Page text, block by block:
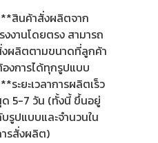
สินค้าสั่งผลิตจาก
งงานโดยตรง สามารถ
ผลิตตามขนาดที่ลูกค้า
งการได้ทุกรูปแบบ
ระยะเวลาการผลิตเร็ว
5-7 วัน (ทั้งนี้ ขึ้นอยู่
รูปแบบและจำนวนใน
รสั่งผลิต)